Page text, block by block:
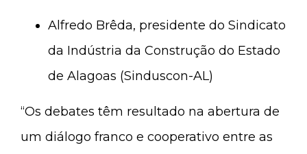
Alfredo Brêda, presidente do Sindicato
da Indústria da Construção do Estado
de Alagoas (Sinduscon-AL)
“Os debates têm resultado na abertura de
um diálogo franco e cooperativo entre as